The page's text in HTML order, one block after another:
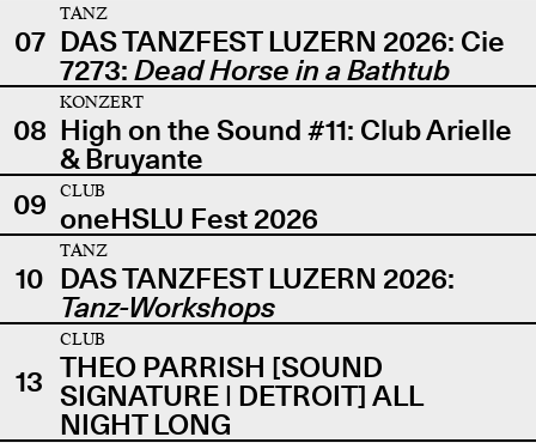
07
TANZ
DAS TANZFEST LUZERN 2026: Cie
7273: Dead Horse in a Bathtub
08
KONZERT
High on the Sound #11: Club Arielle
& Bruyante
09
CLUB
oneHSLU Fest 2026
10
TANZ
DAS TANZFEST LUZERN 2026:
Tanz-Workshops
13
CLUB
THEO PARRISH [SOUND
SIGNATURE | DETROIT] ALL
NIGHT LONG